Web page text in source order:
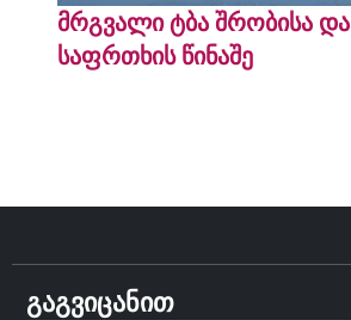
მრგვალი ტბა შრობისა
საფრთხის წინაშე
გაგვიცანით